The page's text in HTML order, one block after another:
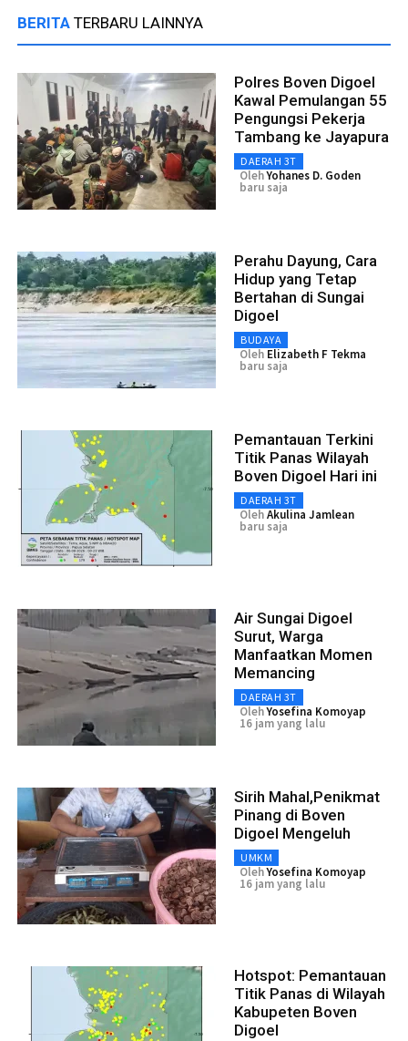
BERITA TERBARU LAINNYA
Polres Boven Digoel
Kawal Pemulangan 55
Pengungsi Pekerja
Tambang ke Jayapura
DAERAH 3T
OlehYohanes D. Goden
baru saja
Perahu Dayung, Cara
Hidup yang Tetap
Bertahan di Sungai
Digoel
BUDAYA
Oleh Elizabeth F Tekma
baru saja
Pemantauan Terkini
Titik Panas Wilayah
Boven Digoel Hari ini
DAERAH 3T
OlehAkulina Jamlean
baru saja
Air Sungai Digoel
Surut, Warga
Manfaatkan Momen
Memancing
DAERAH 3T
OlehYosefina Komoyap
16 jam yang lalu
Sirih Mahal,Penikmat
Pinang di Boven
Digoel Mengeluh
UMKM
OlehYosefina Komoyap
16 jam yang lalu
Hotspot: Pemantauan
Titik Panas di Wilayah
Kabupeten Boven
Digoel